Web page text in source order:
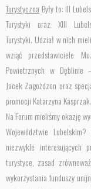
Turystyczna Były to: III
Turystyki oraz XIII
Turystyki. Udział w nich
wziąć przedstawiciele
Powietrznych w Dęblinie
Jacek Zagożdzon oraz
promocji Katarzyna Kasprzak.
Na Forum mieliśmy okazję
Województwie
niezwykle
turystyce, zasad
wykorzystania funduszy